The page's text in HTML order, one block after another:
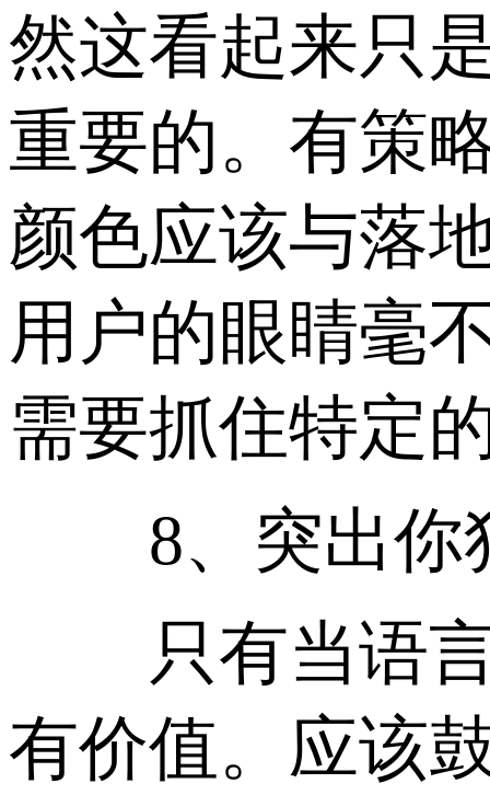
然这看起来只
重要的。有策
颜色应该与落
用户的眼睛毫
需要抓住特定
8、突出你
只有当语言
有价值。应该